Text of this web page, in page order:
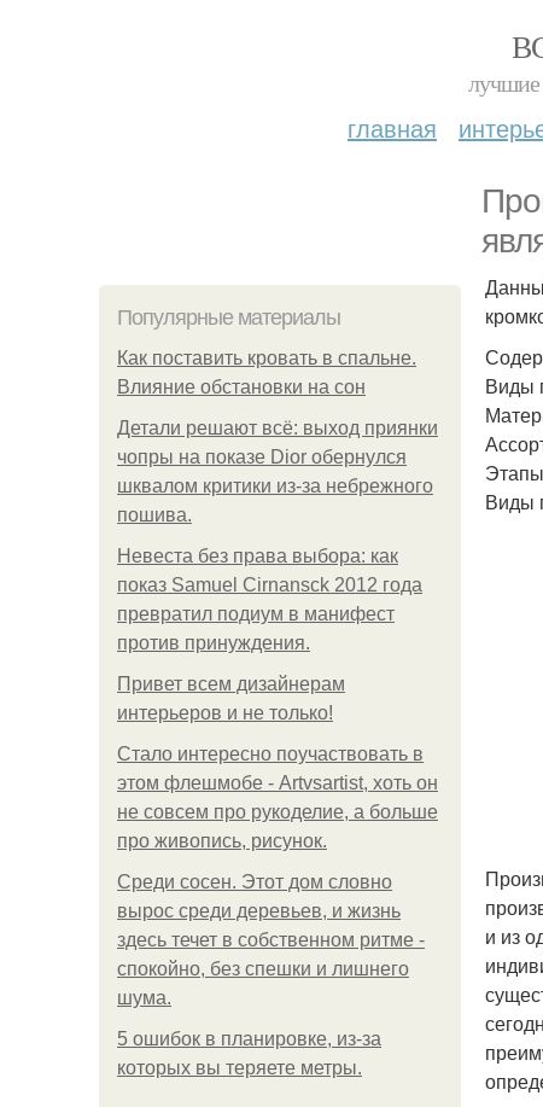
лучшие
главная
Популярные материалы
Как поставить кровать в спальне.
Влияние обстановки на сон
Детали решают всё: выход приянки
чопры на показе Dior обернулся
шквалом критики из-за небрежного
пошива.
Невеста без права выбора: как
показ Samuel Cirnansck 2012 года
превратил подиум в манифест
против принуждения.
Привет всем дизайнерам
интерьеров и не только!
Стало интересно поучаствовать в
этом флешмобе - Artvsartist, хоть он
не совсем про рукоделие, а больше
про живопись, рисунок.
Среди сосен. Этот дом словно
вырос среди деревьев, и жизнь
здесь течет в собственном ритме -
спокойно, без спешки и лишнего
шума.
5 ошибок в планировке, из-за
которых вы теряете метры.
Виды
Виды
и из